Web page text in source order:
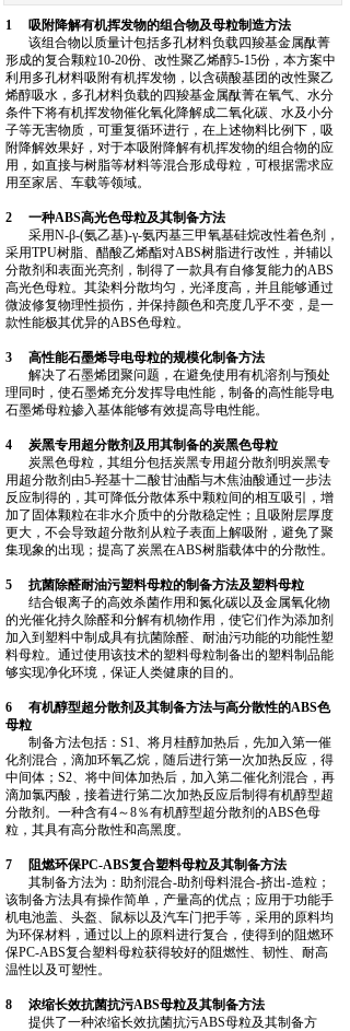
1 吸附降解有机挥发物的组合物及母粒制造方法
该组合物以质量计包括多孔材料负载四羧基金属酞菁
形成的复合颗粒10‑20份、改性聚乙烯醇5‑15份，本方案中
利用多孔材料吸附有机挥发物，以含磺酸基团的改性聚乙
烯醇吸水，多孔材料负载的四羧基金属酞菁在氧气、水分
条件下将有机挥发物催化氧化降解成二氧化碳、水及小分
子等无害物质，可重复循环进行，在上述物料比例下，吸
附降解效果好，对于本吸附降解有机挥发物的组合物的应
用，如直接与树脂等材料等混合形成母粒，可根据需求应
用至家居、车载等领域。
2 一种ABS高光色母粒及其制备方法
采用N‑β‑(氨乙基)‑γ‑氨丙基三甲氧基硅烷改性着色剂，
采用TPU树脂、醋酸乙烯酯对ABS树脂进行改性，并辅以
分散剂和表面光亮剂，制得了一款具有自修复能力的ABS
高光色母粒。其染料分散均匀，光泽度高，并且能够通过
微波修复物理性损伤，并保持颜色和亮度几乎不变，是一
款性能极其优异的ABS色母粒。
3 高性能石墨烯导电母粒的规模化制备方法
解决了石墨烯团聚问题，在避免使用有机溶剂与预处
理同时，使石墨烯充分发挥导电性能，制备的高性能导电
石墨烯母粒掺入基体能够有效提高导电性能。
4 炭黑专用超分散剂及用其制备的炭黑色母粒
炭黑色母粒，其组分包括炭黑专用超分散剂明炭黑专
用超分散剂由5‑羟基十二酸甘油酯与木焦油酸通过一步法
反应制得的，其可降低分散体系中颗粒间的相互吸引，增
加了固体颗粒在非水介质中的分散稳定性；且吸附层厚度
更大，不会导致超分散剂从粒子表面上解吸附，避免了聚
集现象的出现；提高了炭黑在ABS树脂载体中的分散性。
5 抗菌除醛耐油污塑料母粒的制备方法及塑料母粒
结合银离子的高效杀菌作用和氮化碳以及金属氧化物
的光催化持久除醛和分解有机物作用，使它们作为添加剂
加入到塑料中制成具有抗菌除醛、耐油污功能的功能性塑
料母粒。通过使用该技术的塑料母粒制备出的塑料制品能
够实现净化环境，保证人类健康的目的。
6 有机醇型超分散剂及其制备方法与高分散性的ABS色
母粒
制备方法包括：S1、将月桂醇加热后，先加入第一催
化剂混合，滴加环氧乙烷，随后进行第一次加热反应，得
中间体；S2、将中间体加热后，加入第二催化剂混合，再
滴加氯丙酸，接着进行第二次加热反应后制得有机醇型超
分散剂。一种含有4～8％有机醇型超分散剂的ABS色母
粒，其具有高分散性和高黑度。
7 阻燃环保PC-ABS复合塑料母粒及其制备方法
其制备方法为：助剂混合‑助剂母料混合‑挤出‑造粒；
该制备方法具有操作简单，产量高的优点；应用于功能手
机电池盖、头盔、鼠标以及汽车门把手等，采用的原料均
为环保材料，通过以上的原料进行复合，使得到的阻燃环
保PC‑ABS复合塑料母粒获得较好的阻燃性、韧性、耐高
温性以及可塑性。
8 浓缩长效抗菌抗污ABS母粒及其制备方法
提供了一种浓缩长效抗菌抗污ABS母粒及其制备方